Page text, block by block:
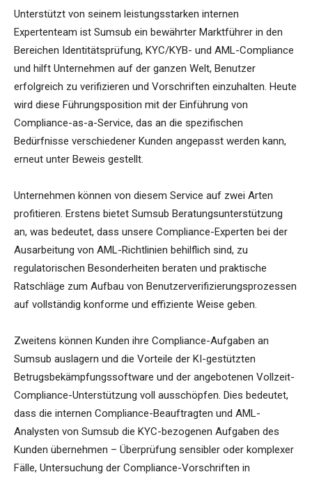
Unterstützt von seinem leistungsstarken internen
Expertenteam ist Sumsub ein bewährter Marktführer in den
Bereichen Identitätsprüfung, KYC/KYB- und AML-Compliance
und hilft Unternehmen auf der ganzen Welt, Benutzer
erfolgreich zu verifizieren und Vorschriften einzuhalten. Heute
wird diese Führungsposition mit der Einführung von
Compliance-as-a-Service, das an die spezifischen
Bedürfnisse verschiedener Kunden angepasst werden kann,
erneut unter Beweis gestellt.
Unternehmen können von diesem Service auf zwei Arten
profitieren. Erstens bietet Sumsub Beratungsunterstützung
an, was bedeutet, dass unsere Compliance-Experten bei der
Ausarbeitung von AML-Richtlinien behilflich sind, zu
regulatorischen Besonderheiten beraten und praktische
Ratschläge zum Aufbau von Benutzerverifizierungsprozessen
auf vollständig konforme und effiziente Weise geben.
Zweitens können Kunden ihre Compliance-Aufgaben an
Sumsub auslagern und die Vorteile der KI-gestützten
Betrugsbekämpfungssoftware und der angebotenen Vollzeit-
Compliance-Unterstützung voll ausschöpfen. Dies bedeutet,
dass die internen Compliance-Beauftragten und AML-
Analysten von Sumsub die KYC-bezogenen Aufgaben des
Kunden übernehmen – Überprüfung sensibler oder komplexer
Fälle, Untersuchung der Compliance-Vorschriften in